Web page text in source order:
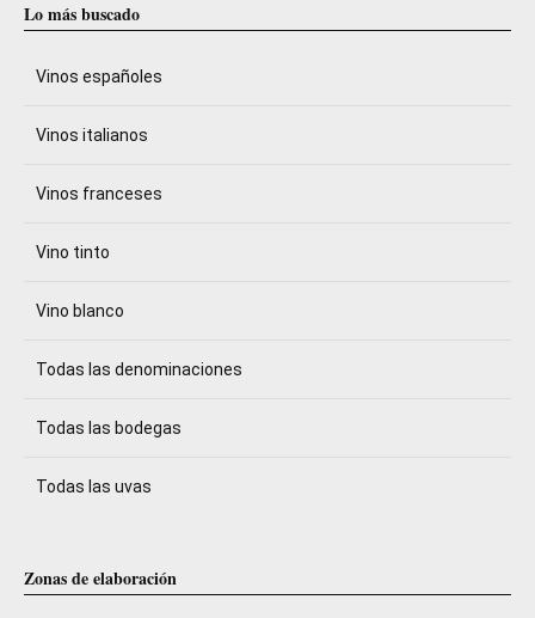
Lo más buscado
Vinos españoles
Vinos italianos
Vinos franceses
Vino tinto
Vino blanco
Todas las denominaciones
Todas las bodegas
Todas las uvas
Zonas de elaboración